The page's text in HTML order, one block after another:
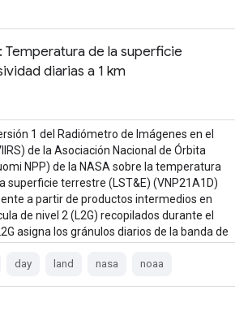
Temperatura de la superficie
diarias a 1 km
1 del Radiómetro de Imágenes en el
de la Asociación Nacional de Órbita
NPP) de la NASA sobre la temperatura
superficie terrestre (LST&E) (VNP21A1D)
a partir de productos intermedios en
de nivel 2 (L2G) recopilados durante el
asigna los gránulos diarios de la banda de
day land nasa noaa